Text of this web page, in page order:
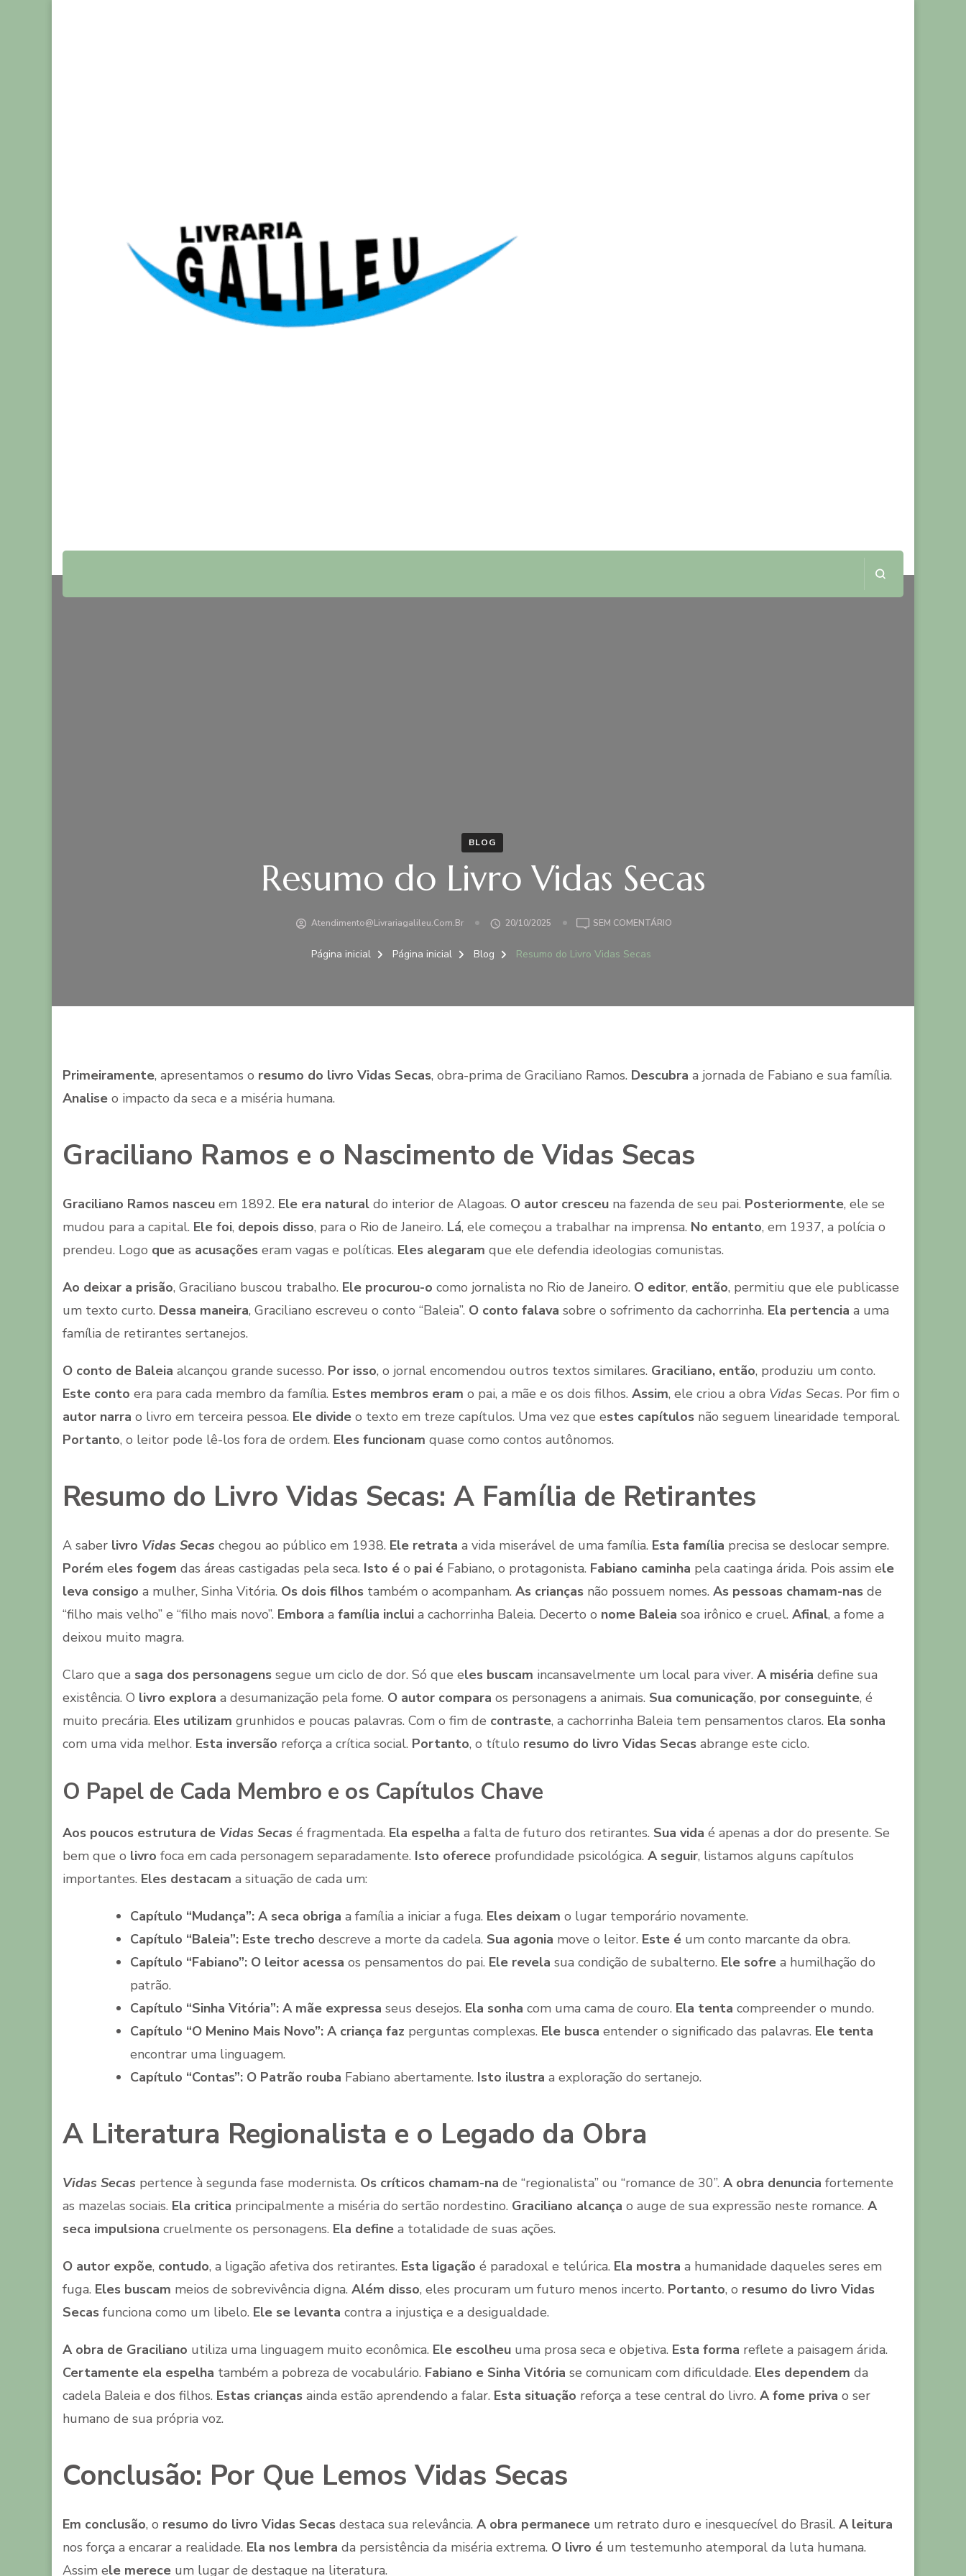
BLOG
Resumo do Livro Vidas Secas
Atendimento@livrariagalileu.com.br 20/10/2025 SEM COMENTÁRIOEM
Página inicial Página inicial Blog Resumo do Livro Vidas Secas
Primeiramente, apresentamos o resumo do livro Vidas Secas, obra-prima de Graciliano Ramos. Descubra a jornada de Fabiano e sua família.
Analise o impacto da seca e a miséria humana.
Graciliano Ramos e o Nascimento de Vidas Secas
Graciliano Ramos nasceu em 1892. Ele era natural do interior de Alagoas. O autor cresceu na fazenda de seu pai. Posteriormente, ele se
mudou para a capital. Ele foi, depois disso, para o Rio de Janeiro. Lá, ele começou a trabalhar na imprensa. No entanto, em 1937, a polícia o
prendeu. Logo que as acusações eram vagas e políticas. Eles alegaram que ele defendia ideologias comunistas.
Ao deixar a prisão, Graciliano buscou trabalho. Ele procurou-o como jornalista no Rio de Janeiro. O editor, então, permitiu que ele publicasse
um texto curto. Dessa maneira, Graciliano escreveu o conto “Baleia”. O conto falava sobre o sofrimento da cachorrinha. Ela pertencia a uma
família de retirantes sertanejos.
O conto de Baleia alcançou grande sucesso. Por isso, o jornal encomendou outros textos similares. Graciliano, então, produziu um conto.
Este conto era para cada membro da família. Estes membros eram o pai, a mãe e os dois filhos. Assim, ele criou a obra Vidas Secas. Por fim o
autor narra o livro em terceira pessoa. Ele divide o texto em treze capítulos. Uma vez que estes capítulos não seguem linearidade temporal.
Portanto, o leitor pode lê-los fora de ordem. Eles funcionam quase como contos autônomos.
Resumo do Livro Vidas Secas: A Família de Retirantes
A saber livro Vidas Secas chegou ao público em 1938. Ele retrata a vida miserável de uma família. Esta família precisa se deslocar sempre.
Porém eles fogem das áreas castigadas pela seca. Isto é o pai é Fabiano, o protagonista. Fabiano caminha pela caatinga árida. Pois assim ele
leva consigo a mulher, Sinha Vitória. Os dois filhos também o acompanham. As crianças não possuem nomes. As pessoas chamam-nas de
“filho mais velho” e “filho mais novo”. Embora a família inclui a cachorrinha Baleia. Decerto o nome Baleia soa irônico e cruel. Afinal, a fome a
deixou muito magra.
Claro que a saga dos personagens segue um ciclo de dor. Só que eles buscam incansavelmente um local para viver. A miséria define sua
existência. O livro explora a desumanização pela fome. O autor compara os personagens a animais. Sua comunicação, por conseguinte, é
muito precária. Eles utilizam grunhidos e poucas palavras. Com o fim de contraste, a cachorrinha Baleia tem pensamentos claros. Ela sonha
com uma vida melhor. Esta inversão reforça a crítica social. Portanto, o título resumo do livro Vidas Secas abrange este ciclo.
O Papel de Cada Membro e os Capítulos Chave
Aos poucos estrutura de Vidas Secas é fragmentada. Ela espelha a falta de futuro dos retirantes. Sua vida é apenas a dor do presente. Se
bem que o livro foca em cada personagem separadamente. Isto oferece profundidade psicológica. A seguir, listamos alguns capítulos
importantes. Eles destacam a situação de cada um:
Capítulo “Mudança”: A seca obriga a família a iniciar a fuga. Eles deixam o lugar temporário novamente.
Capítulo “Baleia”: Este trecho descreve a morte da cadela. Sua agonia move o leitor. Este é um conto marcante da obra.
Capítulo “Fabiano”: O leitor acessa os pensamentos do pai. Ele revela sua condição de subalterno. Ele sofre a humilhação do
patrão.
Capítulo “Sinha Vitória”: A mãe expressa seus desejos. Ela sonha com uma cama de couro. Ela tenta compreender o mundo.
Capítulo “O Menino Mais Novo”: A criança faz perguntas complexas. Ele busca entender o significado das palavras. Ele tenta
encontrar uma linguagem.
Capítulo “Contas”: O Patrão rouba Fabiano abertamente. Isto ilustra a exploração do sertanejo.
A Literatura Regionalista e o Legado da Obra
Vidas Secas pertence à segunda fase modernista. Os críticos chamam-na de “regionalista” ou “romance de 30”. A obra denuncia fortemente
as mazelas sociais. Ela critica principalmente a miséria do sertão nordestino. Graciliano alcança o auge de sua expressão neste romance. A
seca impulsiona cruelmente os personagens. Ela define a totalidade de suas ações.
O autor expõe, contudo, a ligação afetiva dos retirantes. Esta ligação é paradoxal e telúrica. Ela mostra a humanidade daqueles seres em
fuga. Eles buscam meios de sobrevivência digna. Além disso, eles procuram um futuro menos incerto. Portanto, o resumo do livro Vidas
Secas funciona como um libelo. Ele se levanta contra a injustiça e a desigualdade.
A obra de Graciliano utiliza uma linguagem muito econômica. Ele escolheu uma prosa seca e objetiva. Esta forma reflete a paisagem árida.
Certamente ela espelha também a pobreza de vocabulário. Fabiano e Sinha Vitória se comunicam com dificuldade. Eles dependem da
cadela Baleia e dos filhos. Estas crianças ainda estão aprendendo a falar. Esta situação reforça a tese central do livro. A fome priva o ser
humano de sua própria voz.
Conclusão: Por Que Lemos Vidas Secas
Em conclusão, o resumo do livro Vidas Secas destaca sua relevância. A obra permanece um retrato duro e inesquecível do Brasil. A leitura
nos força a encarar a realidade. Ela nos lembra da persistência da miséria extrema. O livro é um testemunho atemporal da luta humana.
Assim ele merece um lugar de destaque na literatura.